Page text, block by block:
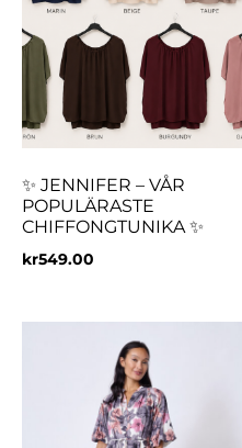
✨ JENNIFER – VÅR
POPULÄRASTE
CHIFFONGTUNIKA ✨
kr549.00